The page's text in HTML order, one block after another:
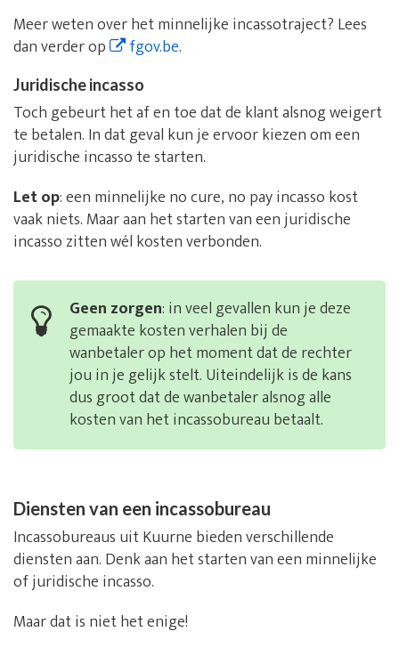
Meer weten over het minnelijke incassotraject? Lees
dan verder op
fgov.be.
Juridische incasso
Toch gebeurt het af en toe dat de klant alsnog weigert
te betalen. In dat geval kun je ervoor kiezen om een
juridische incasso te starten.
Let op: een minnelijke no cure, no pay incasso kost
vaak niets. Maar aan het starten van een juridische
incasso zitten wél kosten verbonden.
Geen zorgen: in veel gevallen kun je deze
gemaakte kosten verhalen bij de
wanbetaler op het moment dat de rechter
jou in je gelijk stelt. Uiteindelijk is de kans
dus groot dat de wanbetaler alsnog alle
kosten van het incassobureau betaalt.
Diensten van een incassobureau
Incassobureaus uit Kuurne bieden verschillende
diensten aan. Denk aan het starten van een minnelijke
of juridische incasso.
Maar dat is niet het enige!